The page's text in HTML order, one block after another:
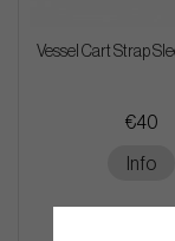
Vessel Cart Strap
€40
Info